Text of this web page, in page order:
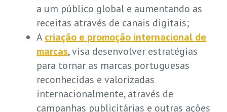
a um público global e aumentando as
receitas através de canais digitais;
Acriação e promoção internacional de
marcas, visa desenvolver estratégias
para tornar as marcas portuguesas
reconhecidas e valorizadas
internacionalmente, através de
campanhas publicitárias e outras ações